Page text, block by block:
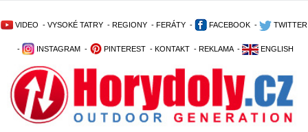
VIDEO - VYSOKÉ TATRY - REGIONY - FERÁTY - FACEBOOK - TWITTER
- INSTAGRAM - PINTEREST - KONTAKT - REKLAMA - ENGLISH